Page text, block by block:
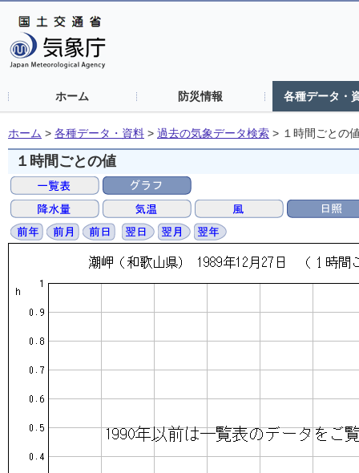
ホーム 防災情報 各種データ・
ホーム > 各種データ・資料 > 過去の気象データ検索 > １時間ごとの
１時間ごとの値